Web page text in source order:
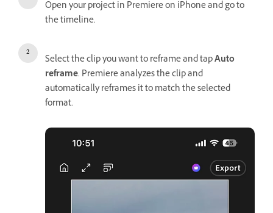
Open your project in Premiere on iPhone and go to
the timeline.
Select the clip you want to reframe and tapAuto
reframe. Premiere analyzes the clip and
automatically reframes it to match the selected
format.